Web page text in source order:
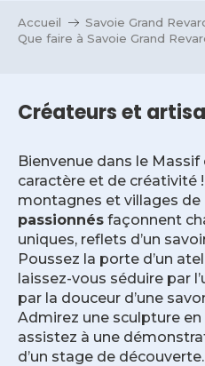
Accueil
Savoie Grand
Que faire à Savoie Grand
Créateurs et
Bienvenue dans le
caractère et de créativité
montagnes et villages de
passionnés façonnent
uniques, reflets d’un
Poussez la porte d’un
laissez-vous séduire par
par la douceur d’une
Admirez une sculpture
assistez à une
d’un stage de découverte.